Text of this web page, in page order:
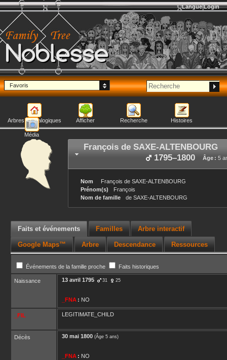
Noblesse
Langue Login
Favoris
Arbres généalogiques Afficher Recherche Histoires
Média
François de SAXE-ALTENBOURG
Âge : 5
1795–1800
Nom François de SAXE-ALTENBOURG
Prénom(s)
François
Nom de famille
de SAXE-ALTENBOURG
Faits et événements Familles Arbre interactif
Google Maps™ Arbre Descendance Ressources
Événements de la famille proche Faits historiques
Naissance 13 avril 1795 31 25
_FNA : NO
_FIL LEGITIMATE_CHILD
Décès 30 mai 1800 (Âge 5 ans)
_FNA : NO